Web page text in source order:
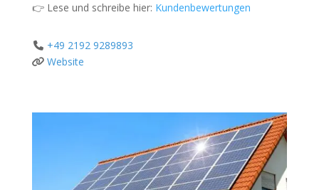
👉 Lese und schreibe hier: Kundenbewertungen
+49 2192 9289893
Website